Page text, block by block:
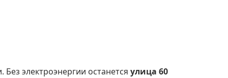
электроэнергии останется улица 60